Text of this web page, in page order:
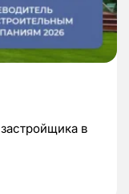
в